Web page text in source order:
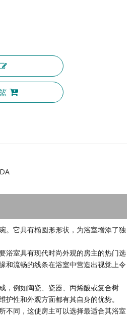
。它具有椭圆形形状，为浴室增添了独
浴室具有现代时尚外观的房主的热门选
和流畅的线条在浴室中营造出视觉上令
，例如陶瓷、瓷器、丙烯酸或复合树
护性和外观方面都有其自身的优势。
不同，这使房主可以选择最适合其浴室